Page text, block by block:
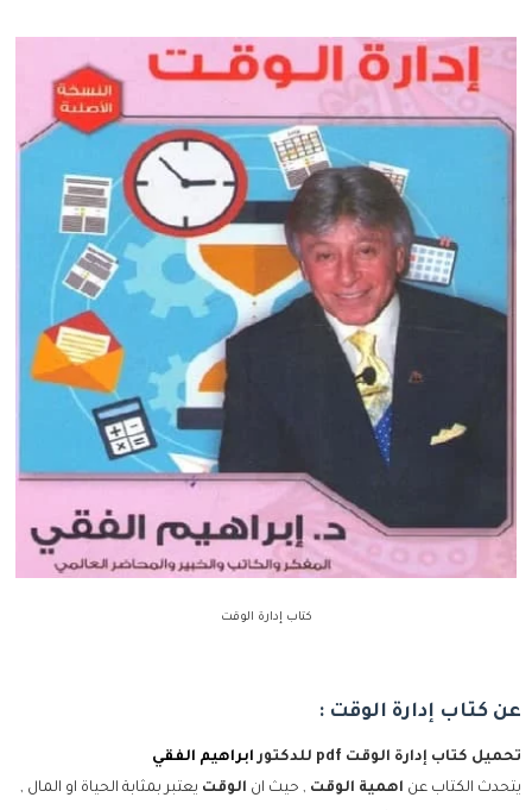
كتاب إدارة الوقت
عن كتاب إدارة الوقت :
تحميل كتاب إدارة الوقت pdf للدكتور
ابراهيم الفقي
يتحدث الكتاب عن اهمية الوقت , حيث ان الوقت يعتبر بمثابة الحياة او المال ,